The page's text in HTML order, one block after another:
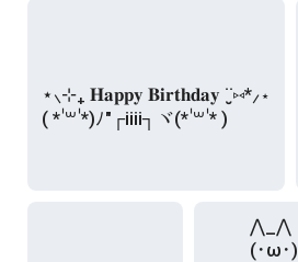
⋆⸜⊹₊ 𝐇𝐚𝐩𝐩𝐲 𝐁𝐢𝐫𝐭𝐡𝐝𝐚𝐲 ¨̮⑅*⸝⋆
⋀_⋀
(･ω･)